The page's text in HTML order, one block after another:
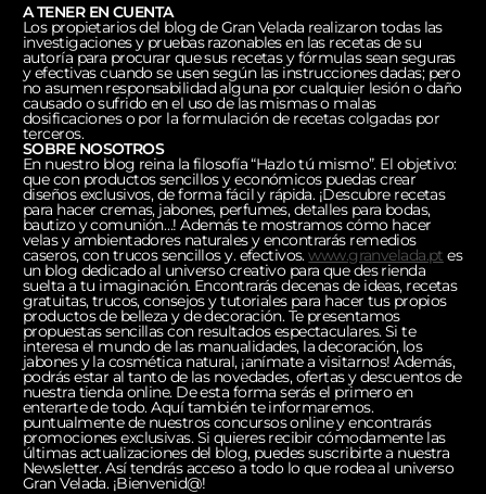
A TENER EN CUENTA
Los propietarios del blog de Gran Velada realizaron todas las
investigaciones y pruebas razonables en las recetas de su
autoría para procurar que sus recetas y fórmulas sean seguras
y efectivas cuando se usen según las instrucciones dadas; pero
no asumen responsabilidad alguna por cualquier lesión o daño
causado o sufrido en el uso de las mismas o malas
dosificaciones o por la formulación de recetas colgadas por
terceros.
SOBRE NOSOTROS
En nuestro blog reina la filosofía “Hazlo tú mismo”. El objetivo:
que con productos sencillos y económicos puedas crear
diseños exclusivos, de forma fácil y rápida. ¡Descubre recetas
para hacer cremas, jabones, perfumes, detalles para bodas,
bautizo y comunión…! Además te mostramos cómo hacer
velas y ambientadores naturales y encontrarás remedios
caseros, con trucos sencillos y. efectivos. www.granvelada.pt es
un blog dedicado al universo creativo para que des rienda
suelta a tu imaginación. Encontrarás decenas de ideas, recetas
gratuitas, trucos, consejos y tutoriales para hacer tus propios
productos de belleza y de decoración. Te presentamos
propuestas sencillas con resultados espectaculares. Si te
interesa el mundo de las manualidades, la decoración, los
jabones y la cosmética natural, ¡anímate a visitarnos! Además,
podrás estar al tanto de las novedades, ofertas y descuentos de
nuestra tienda online. De esta forma serás el primero en
enterarte de todo. Aquí también te informaremos.
puntualmente de nuestros concursos online y encontrarás
promociones exclusivas. Si quieres recibir cómodamente las
últimas actualizaciones del blog, puedes suscribirte a nuestra
Newsletter. Así tendrás acceso a todo lo que rodea al universo
Gran Velada. ¡Bienvenid@!